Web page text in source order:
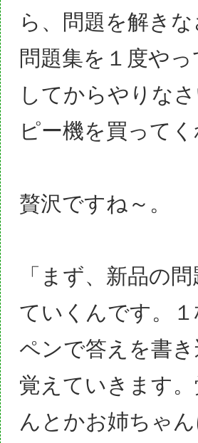
ら、問題を解き
問題集を１度や
してからやりな
ピー機を買って
贅沢ですね～。
「まず、新品の
ていくんです。
ペンで答えを書
覚えていきます
んとかお姉ちゃ